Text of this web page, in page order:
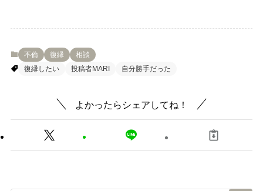
不倫 復縁
相談
復縁したい
投稿者MARI 自分勝手だった
よかったらシェアしてね！